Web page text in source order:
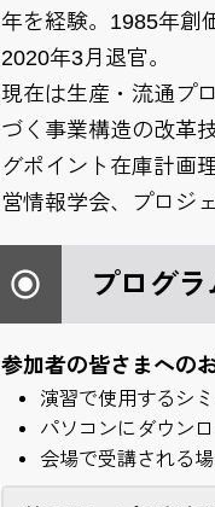
年を経験。1985年創
2020年3月退官。
現在は生産・流通プ
づく事業構造の改革
グポイント在庫計画
営情報学会、プロジ
プログラ
参加者の皆さまへの
演習で使用するシ
パソコンにダウン
会場で受講される